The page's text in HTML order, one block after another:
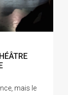
mais le